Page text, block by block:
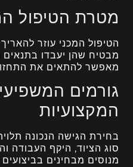
מטרת הטיפול
הטיפול המכני עוזר
מבטיח שהן יעבדו בתנאים
מאפשר להתאים את
גורמים
המקצועיות
בחירת הגישה הנכונה
סוג הציוד, היקף העבודה
מנוסים מבחינים